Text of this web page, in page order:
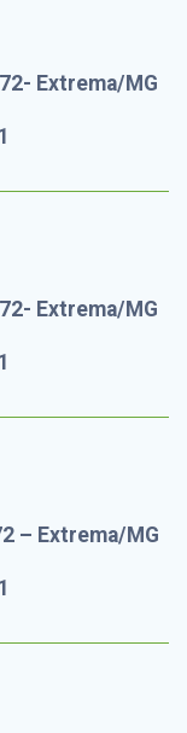
Extrema/MG
Extrema/MG
– Extrema/MG